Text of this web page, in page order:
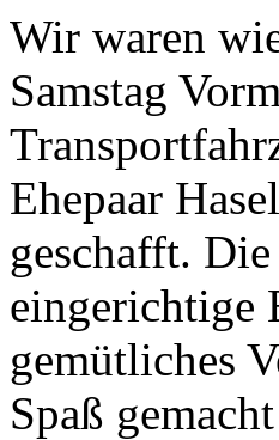
Wir waren
Samstag
Ehepaar
geschafft.
eingerichtige
gemütliches
Spaß